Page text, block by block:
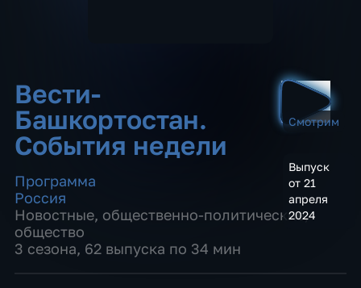
Вести-
Башкортостан.
События недели
Смотрим
Выпуск
от 21
апреля
2024
Программа
Россия
Новостные, общественно-политические,
общество
3 сезона, 62 выпуска по 34 мин